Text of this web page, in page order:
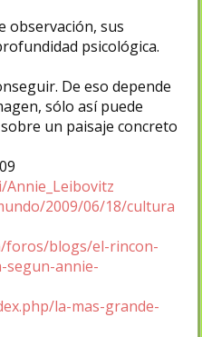
observación, sus
psicológica.
De eso depende
sólo así puede
un paisaje concreto
2009/06/18/cultura
foros/blogs/el-rincon-
segun-annie-
la-mas-grande-